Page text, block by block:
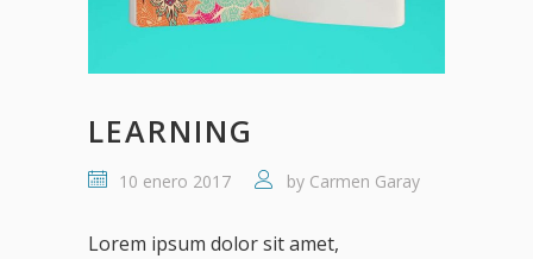
LEARNING
10 enero 2017 by Carmen Garay
Lorem ipsum dolor sit amet,